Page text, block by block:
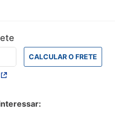
CALCULAR O FRETE